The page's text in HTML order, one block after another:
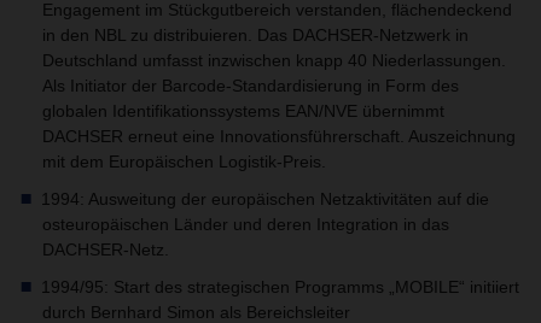
Engagement im Stückgutbereich verstanden, flächendeckend
in den NBL zu distribuieren. Das DACHSER-Netzwerk in
Deutschland umfasst inzwischen knapp 40 Niederlassungen.
Als Initiator der Barcode-Standardisierung in Form des
globalen Identifikationssystems EAN/NVE übernimmt
DACHSER erneut eine Innovationsführerschaft. Auszeichnung
mit dem Europäischen Logistik-Preis.
1994: Ausweitung der europäischen Netzaktivitäten auf die
osteuropäischen Länder und deren Integration in das
DACHSER-Netz.
1994/95: Start des strategischen Programms „MOBILE“ initiiert
durch Bernhard Simon als Bereichsleiter